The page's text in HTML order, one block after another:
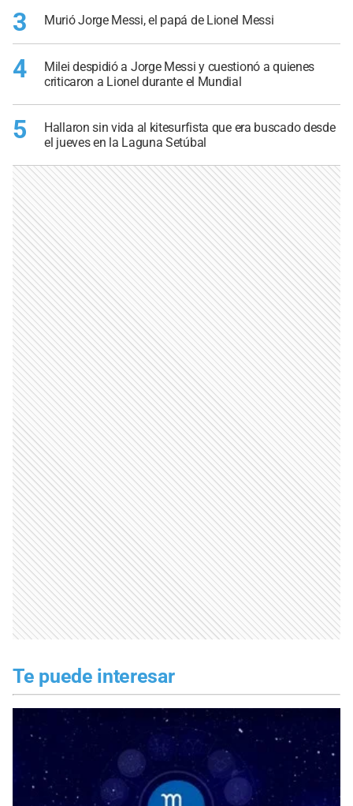
3 Murió Jorge Messi, el papá de Lionel Messi
4
Milei despidió a Jorge Messi y cuestionó a quienes
criticaron a Lionel durante el Mundial
5
Hallaron sin vida al kitesurfista que era buscado desde
el jueves en la Laguna Setúbal
Te puede interesar